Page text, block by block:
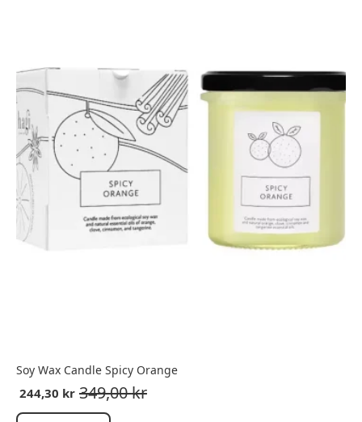
Soy Wax Candle Spicy Orange
349,00kr
244,30 kr